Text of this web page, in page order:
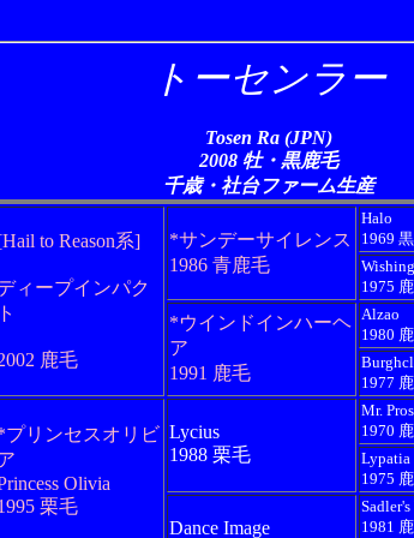
トーセンラー
Tosen Ra (JPN)
2008 牡・黒鹿毛
千歳・社台ファーム生産
to Reason系]
ィープインパク
鹿毛
*サンデーサイレンス
1986 青鹿毛
Halo
1969
1975
*ウインドインハーヘ
ア
1991 鹿毛
Alzao
1980
1977
プリンセスオリビ
Olivia
栗毛
Lycius
1988 栗毛
Mr.
1970
Lypatia
1975
Dance Image
1981